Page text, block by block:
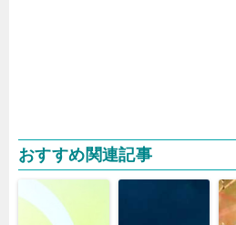
おすすめ関連記事